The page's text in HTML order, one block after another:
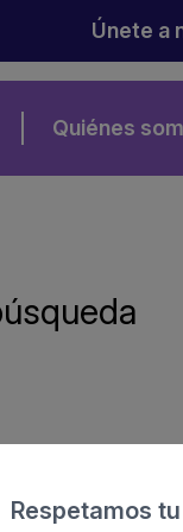
Únete a
Quiénes
Respetamos